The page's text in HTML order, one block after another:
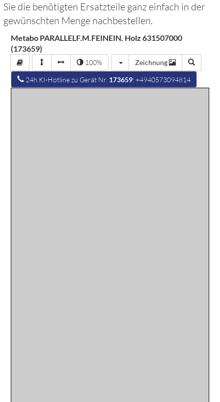
Sie die benötigten Ersatzteile ganz einfach in der
gewünschten Menge nachbestellen.
Metabo PARALLELF.M.FEINEIN. Holz 631507000
(173659)
100% Zeichnung
24h KI-Hotline zu Gerät Nr. 173659: +4940573094814